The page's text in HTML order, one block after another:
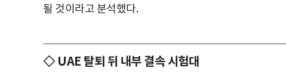
될 것이라고 분석했다.
◇ UAE 탈퇴 뒤 내부 결속 시험대